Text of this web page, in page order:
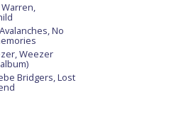
No
Weezer
Bridgers, Lost